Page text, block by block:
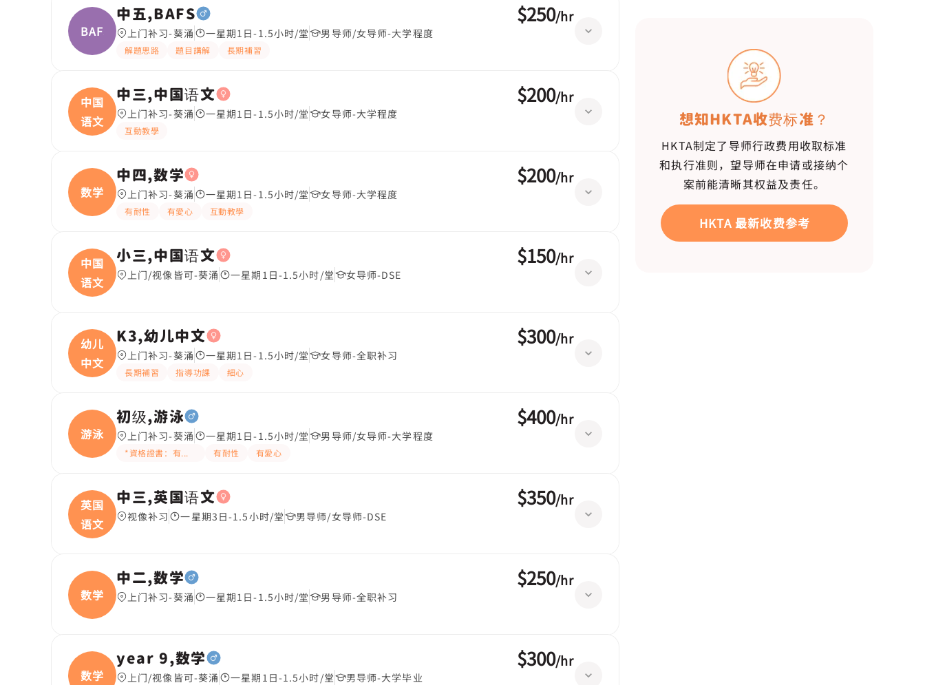
BAFS
中五,BAFS
上门补习-葵涌 一星期1日-1.5小时/堂 男导师/女导师-大学程度
解題思路 題目講解 長期補習
$250/hr
中国
语文
中三,中国语文
上门补习-葵涌 一星期1日-1.5小时/堂 女导师-大学程度
互動教學
$200/hr
数学
中四,数学
上门补习-葵涌 一星期1日-1.5小时/堂 女导师-大学程度
有耐性 有愛心 互動教學
$200/hr
中国
语文
小三,中国语文
上门/视像皆可-葵涌 一星期1日-1.5小时/堂 女导师-DSE
$150/hr
幼儿
中文
K3,幼儿中文
上门补习-葵涌 一星期1日-1.5小时/堂 女导师-全职补习
長期補習 指導功課 細心
$300/hr
游泳
初级,游泳
上门补习-葵涌 一星期1日-1.5小时/堂 男导师/女导师-大学程度
*資格證書：有教練牌 有耐性 有愛心
$400/hr
英国
语文
中三,英国语文
视像补习 一星期3日-1.5小时/堂 男导师/女导师-DSE
$350/hr
数学
中二,数学
上门补习-葵涌 一星期1日-1.5小时/堂 男导师-全职补习
$250/hr
数学
year 9,数学
上门/视像皆可-葵涌 一星期1日-1.5小时/堂 男导师-大学毕业
$300/hr
想知HKTA收费标准？
HKTA制定了导师行政费用收取标准
和执行准则，望导师在申请或接纳个
案前能清晰其权益及责任。
HKTA 最新收费参考